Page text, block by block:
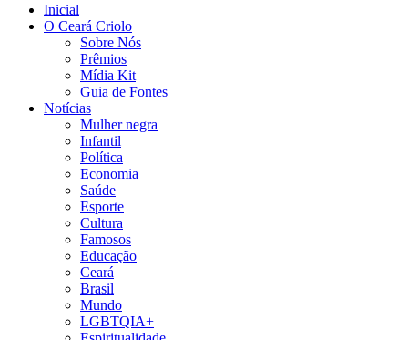
Inicial
O Ceará Criolo
Sobre Nós
Prêmios
Mídia Kit
Guia de Fontes
Notícias
Mulher negra
Infantil
Política
Economia
Saúde
Esporte
Cultura
Famosos
Educação
Ceará
Brasil
Mundo
LGBTQIA+